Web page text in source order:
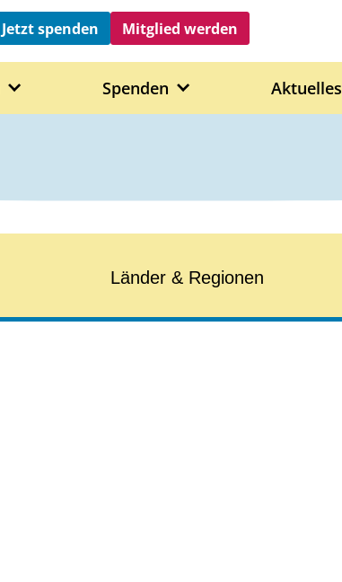
Jetzt spenden Mitglied werden
Spenden Aktuelles
Länder & Regionen